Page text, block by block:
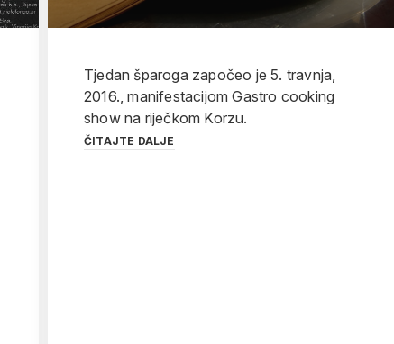
Tjedan šparoga započeo je 5. travnja,
2016., manifestacijom Gastro cooking
show na riječkom Korzu.
ČITAJTE DALJE